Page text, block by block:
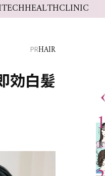
HEALTHCLINIC
PRHAIR
効白髪